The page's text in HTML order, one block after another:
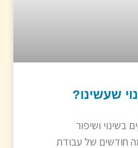
שעשינו?
בשינוי ושיפור
חודשים של עבודת